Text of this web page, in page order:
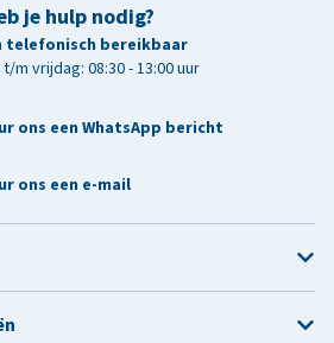
je hulp nodig?
telefonisch bereikbaar
m vrijdag: 08:30 - 13:00 uur
ons een WhatsApp bericht
ons een e-mail